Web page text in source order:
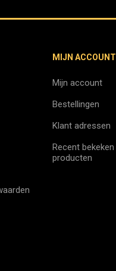
MIJN ACCOUNT
Mijn account
Bestellingen
Klant adressen
Recent bekeken
producten